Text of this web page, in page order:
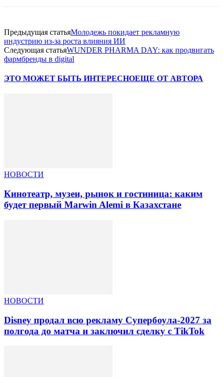
Предыдущая статьяМолодежь покидает рекламную
индустрию из-за роста влияния ИИ
Следующая статьяWUNDER PHARMA DAY: как продвигать
фармбренды в digital
ЭТО МОЖЕТ БЫТЬ ИНТЕРЕСНОЕЩЕ ОТ АВТОРА
НОВОСТИ
Кинотеатр, музеи, рынок и гостиница: каким
будет первый Marwin Alemi в Казахстане
НОВОСТИ
Disney продал всю рекламу Супербоула-2027 за
полгода до матча и заключил сделку с TikTok